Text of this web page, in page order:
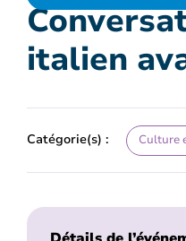
italien
Catégorie(s) : Culture